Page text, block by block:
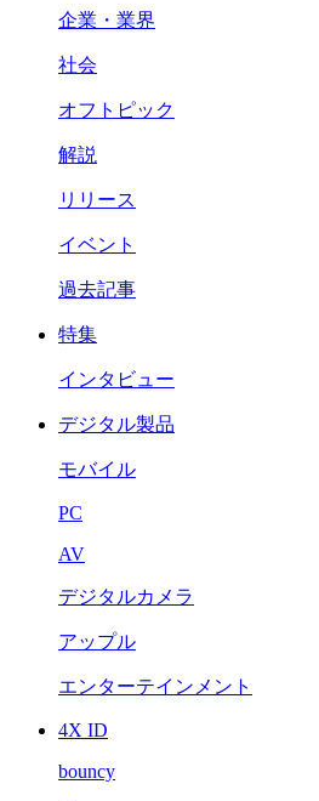
企業・業界
社会
オフトピック
解説
リリース
イベント
過去記事
特集
インタビュー
デジタル製品
モバイル
PC
AV
デジタルカメラ
アップル
エンターテインメント
4X ID
bouncy